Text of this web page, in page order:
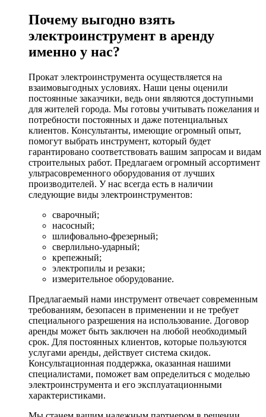
Почему выгодно взять
электроинструмент в аренду
именно у нас?
Прокат электроинструмента осуществляется на
взаимовыгодных условиях. Наши цены оценили
постоянные заказчики, ведь они являются доступными
для жителей города. Мы готовы учитывать пожелания и
потребности постоянных и даже потенциальных
клиентов. Консультанты, имеющие огромный опыт,
помогут выбрать инструмент, который будет
гарантировано соответствовать вашим запросам и видам
строительных работ. Предлагаем огромный ассортимент
ультрасовременного оборудования от лучших
производителей. У нас всегда есть в наличии
следующие виды электроинструментов:
сварочный;
насосный;
шлифовально-фрезерный;
сверлильно-ударный;
крепежный;
электропилы и резаки;
измерительное оборудование.
Предлагаемый нами инструмент отвечает современным
требованиям, безопасен в применении и не требует
специального разрешения на использование. Договор
аренды может быть заключен на любой необходимый
срок. Для постоянных клиентов, которые пользуются
услугами аренды, действует система скидок.
Консультационная поддержка, оказанная нашими
специалистами, поможет вам определиться с моделью
электроинструмента и его эксплуатационными
характеристиками.